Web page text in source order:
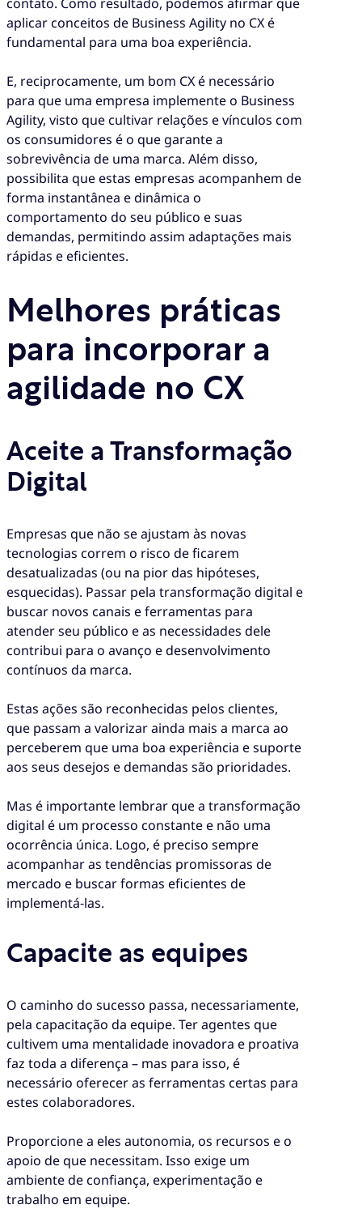
aplicar conceitos de Business Agility no CX é
fundamental para uma boa experiência.
E, reciprocamente, um bom CX é necessário
para que uma empresa implemente o Business
Agility, visto que cultivar relações e vínculos com
os consumidores é o que garante a
sobrevivência de uma marca. Além disso,
possibilita que estas empresas acompanhem de
forma instantânea e dinâmica o
comportamento do seu público e suas
demandas, permitindo assim adaptações mais
rápidas e eficientes.
Melhores práticas
para incorporar a
agilidade no CX
Aceite a Transformação
Digital
Empresas que não se ajustam às novas
tecnologias correm o risco de ficarem
desatualizadas (ou na pior das hipóteses,
esquecidas). Passar pela transformação digital e
buscar novos canais e ferramentas para
atender seu público e as necessidades dele
contribui para o avanço e desenvolvimento
contínuos da marca.
Estas ações são reconhecidas pelos clientes,
que passam a valorizar ainda mais a marca ao
perceberem que uma boa experiência e suporte
aos seus desejos e demandas são prioridades.
Mas é importante lembrar que a transformação
digital é um processo constante e não uma
ocorrência única. Logo, é preciso sempre
acompanhar as tendências promissoras de
mercado e buscar formas eficientes de
implementá-las.
Capacite as equipes
O caminho do sucesso passa, necessariamente,
pela capacitação da equipe. Ter agentes que
cultivem uma mentalidade inovadora e proativa
faz toda a diferença – mas para isso, é
necessário oferecer as ferramentas certas para
estes colaboradores.
Proporcione a eles autonomia, os recursos e o
apoio de que necessitam. Isso exige um
ambiente de confiança, experimentação e
trabalho em equipe.